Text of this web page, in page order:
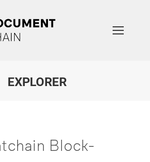
EXPLORER
Block-